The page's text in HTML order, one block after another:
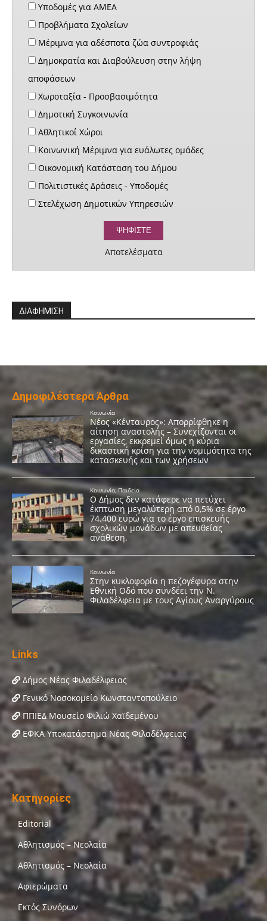
Υποδομές για ΑΜΕΑ
Προβλήματα Σχολείων
Μέριμνα για αδέσποτα ζώα συντροφιάς
Δημοκρατία και Διαβούλευση στην λήψη
αποφάσεων
Χωροταξία - Προσβασιμότητα
Δημοτική Συγκοινωνία
Αθλητικοί Χώροι
Κοινωνική Μέριμνα για ευάλωτες ομάδες
Οικονομική Κατάσταση του Δήμου
Πολιτιστικές Δράσεις - Υποδομές
Στελέχωση Δημοτικών Υπηρεσιών
Αποτελέσματα
ΔΙΑΦΗΜΙΣΗ
Δημοφιλέστερα Άρθρα
Links
Δήμος Νέας Φιλαδέλφειας
Γενικό Νοσοκομείο Κωνσταντοπούλειο
ΠΠΙΕΔ Μουσείο Φιλιώ Χαϊδεμένου
ΕΦΚΑ Υποκατάστημα Νέας Φιλαδέλφειας
Κατηγορίες
Editorial
Αθλητισμός – Νεολαία
Αθλητισμός – Νεολαία
Αφιερώματα
Εκτός Συνόρων